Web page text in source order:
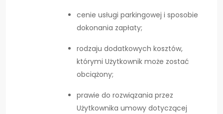
cenie usługi parkingowej i sposobie
dokonania zapłaty;
rodzaju dodatkowych kosztów,
którymi Użytkownik może zostać
obciążony;
prawie do rozwiązania przez
Użytkownika umowy dotyczącej